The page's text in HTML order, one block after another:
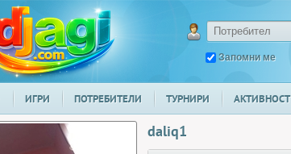
Запомни ме
ИГРИ ПОТРЕБИТЕЛИ ТУРНИРИ АКТИВНОСТ
daliq1